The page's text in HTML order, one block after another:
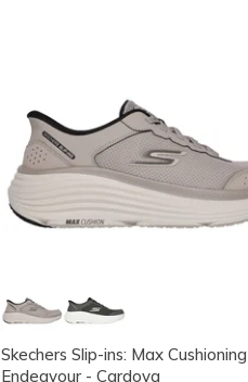
Skechers Slip-ins: Max Cushioning
Endeavour - Cardova